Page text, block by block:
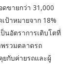
ขายกว่า 31,000
ป้าหมายจาก 18%
นอัตราการเติบโตที่
รวมตลาดรถ
ยกับค่ายรถและผู้